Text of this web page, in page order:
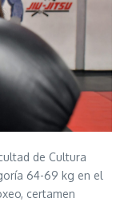
de Cultura
64-69 kg en el
certamen